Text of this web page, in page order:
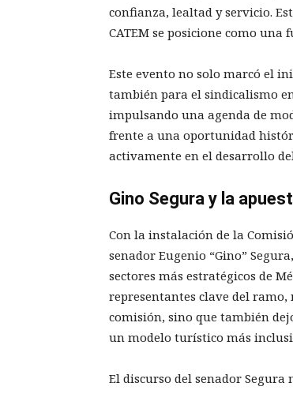
confianza, lealtad y servicio.
CATEM se posicione como
Este evento no solo marcó el
también para el sindicalismo
impulsando una agenda de
frente a una oportunidad
activamente en el desarrollo
Gino Segura y la
Con la instalación de la
senador Eugenio “Gino”
sectores más estratégicos de
representantes clave del
comisión, sino que también
un modelo turístico más
El discurso del senador